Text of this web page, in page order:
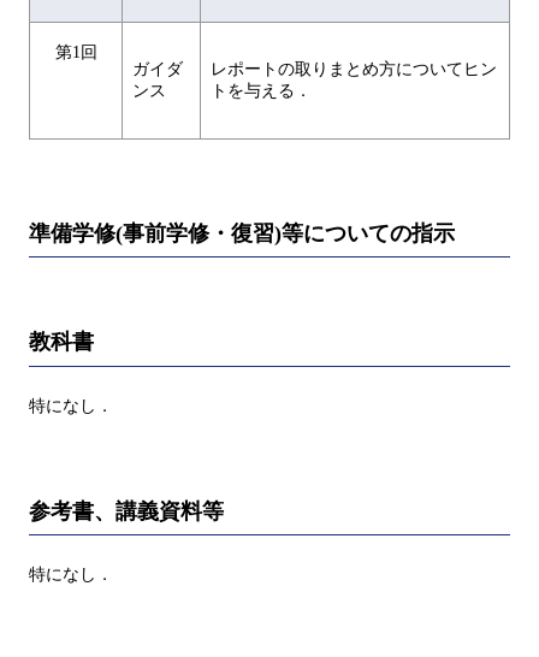
第1回
ガイダ
ンス
レポートの取りまとめ方についてヒン
トを与える．
準備学修(事前学修・復習)等についての指示
教科書
特になし．
参考書、講義資料等
特になし．